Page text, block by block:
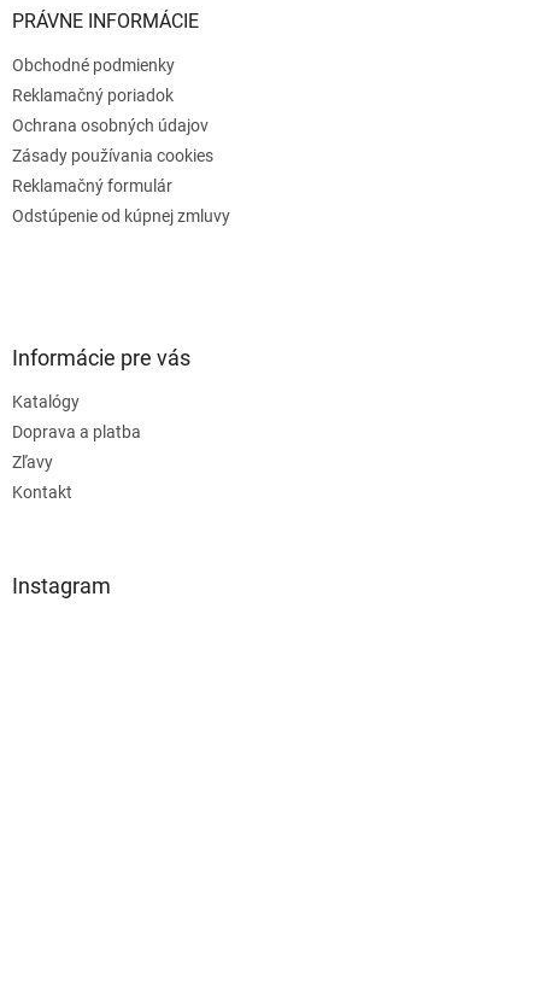
PRÁVNE INFORMÁCIE
Obchodné podmienky
Reklamačný poriadok
Ochrana osobných údajov
Zásady používania cookies
Reklamačný formulár
Odstúpenie od kúpnej zmluvy
Informácie pre vás
Katalógy
Doprava a platba
Zľavy
Kontakt
Instagram